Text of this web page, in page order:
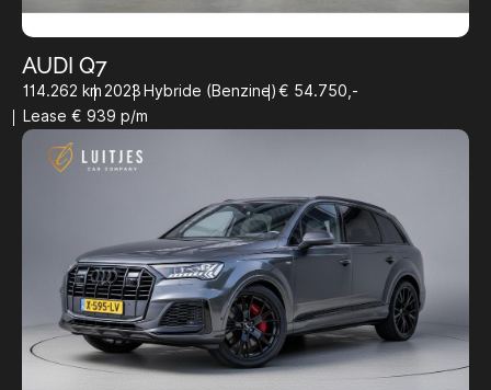
AUDI Q7
114.262 km 2023 Hybride (Benzine)€ 54.750,-
Lease € 939 p/m